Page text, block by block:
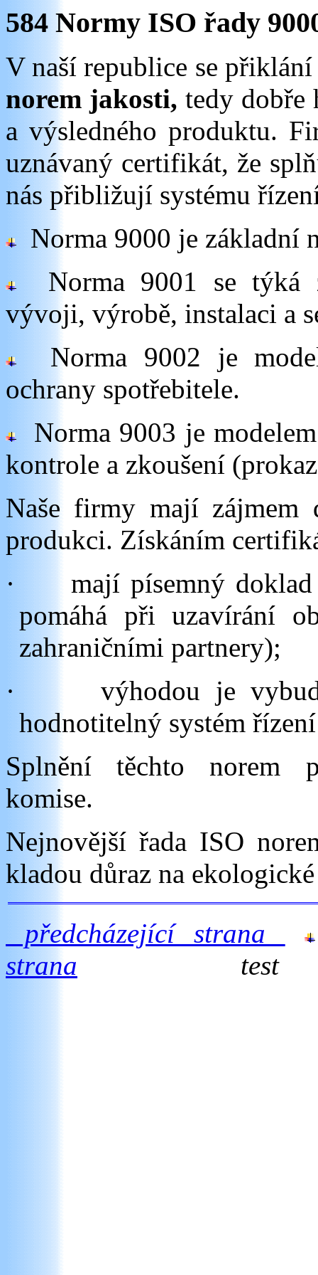
584 Normy ISO řady
V naší republice se
norem jakosti, tedy dobře
a výsledného produktu.
uznávaný certifikát, že
nás přibližují systému
Norma 9000 je základní
Norma 9001 se týká
vývoji, výrobě, instalaci a
Norma 9002 je
ochrany spotřebitele.
Norma 9003 je
kontrole a zkoušení
Naše firmy mají zájmem
produkci. Získáním
·
mají písemný
pomáhá při uzavírání
zahraničními partnery);
·
výhodou je
hodnotitelný systém
Splnění těchto norem
komise.
Nejnovější řada ISO
kladou důraz na
předcházející strana
strana test